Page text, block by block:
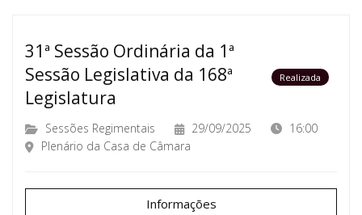
31ª Sessão Ordinária da 1ª
Sessão Legislativa da 168ª
Legislatura
Realizada
Sessões Regimentais 29/09/2025
16:00
Plenário da Casa de Câmara
Informações